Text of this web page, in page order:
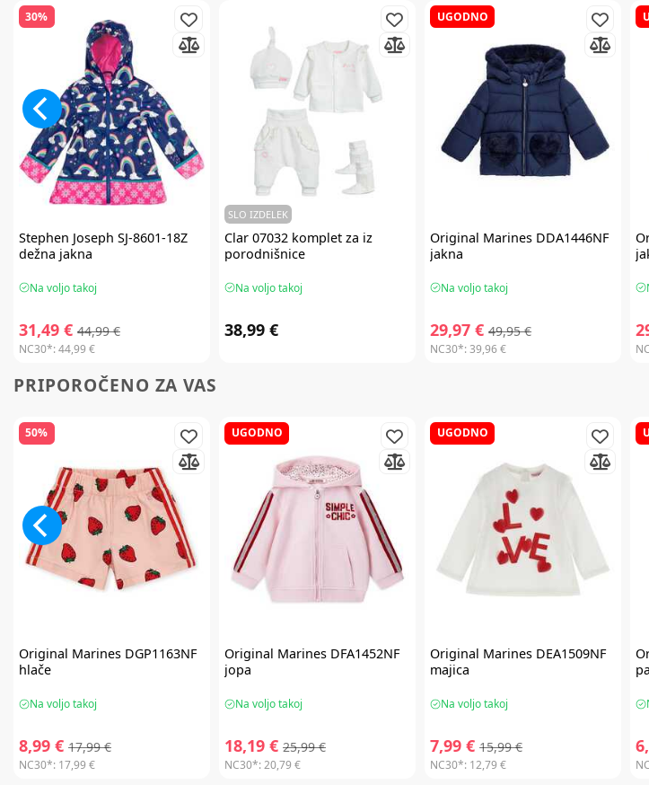
30%
Stephen Joseph SJ-8601-18Z
dežna jakna
Na voljo takoj
31,49 € 44,99 €
NC30*:44,99 €
SLO IZDELEK
Clar 07032 komplet za iz
porodnišnice
Na voljo takoj
38,99 €
UGODNO
Original Marines DDA1446NF
jakna
Na voljo takoj
29,97 € 49,95 €
NC30*:39,96 €
PRIPOROČENO ZA VAS
50%
Original MarinesDGP1163NF
hlače
Na voljo takoj
8,99 € 17,99 €
NC30*: 17,99 €
UGODNO
Original Marines DFA1452NF
jopa
Na voljo takoj
18,19 € 25,99 €
NC30*:20,79 €
UGODNO
Original Marines DEA1509NF
majica
Na voljo takoj
7,99 € 15,99 €
NC30*: 12,79 €